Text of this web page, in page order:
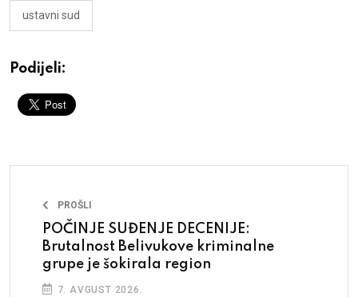
ustavni sud
Podijeli:
PROŠLI
POČINJE SUĐENJE DECENIJE:
Brutalnost Belivukove kriminalne
grupe je šokirala region
7. AVGUST 2026.